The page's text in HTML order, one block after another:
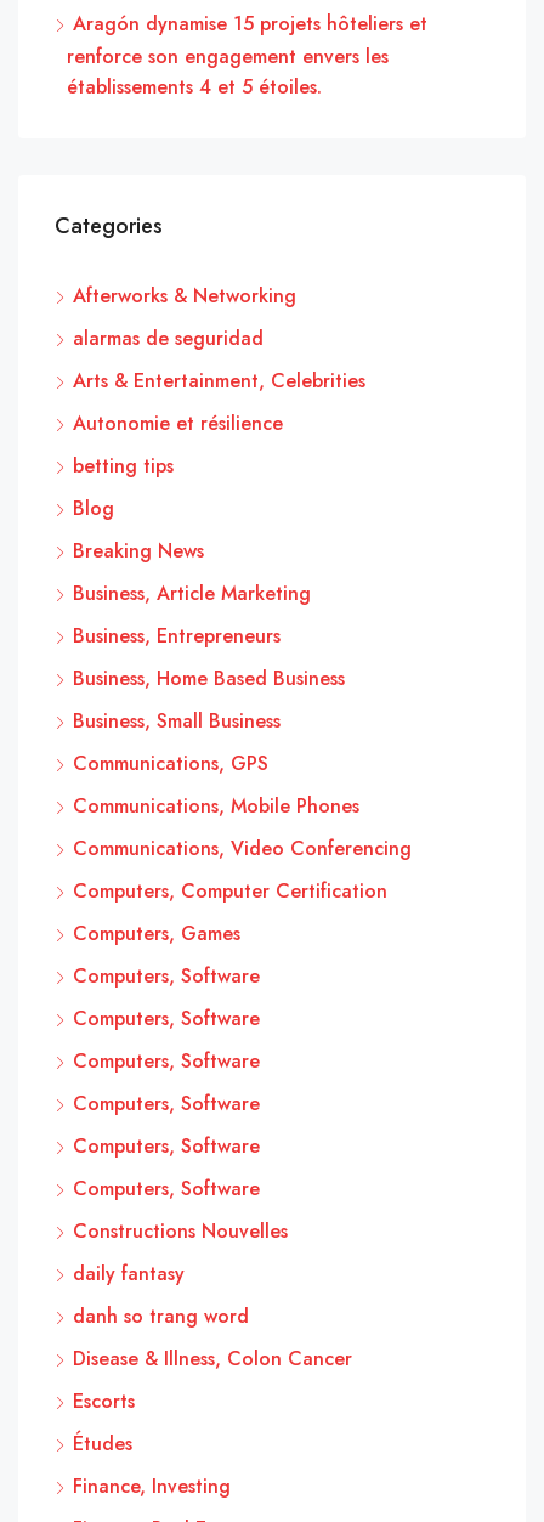
Aragón dynamise 15 projets hôteliers et
renforce son engagement envers les
établissements 4 et 5 étoiles.
Categories
Afterworks & Networking
alarmas de seguridad
Arts & Entertainment, Celebrities
Autonomie et résilience
betting tips
Blog
Breaking News
Business, Article Marketing
Business, Entrepreneurs
Business, Home Based Business
Business, Small Business
Communications, GPS
Communications, Mobile Phones
Communications, Video Conferencing
Computers, Computer Certification
Computers, Games
Computers, Software
Computers, Software
Computers, Software
Computers, Software
Computers, Software
Computers, Software
Constructions Nouvelles
daily fantasy
danh so trang word
Disease & Illness, Colon Cancer
Escorts
Études
Finance, Investing